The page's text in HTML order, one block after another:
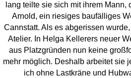
lang teilte sie sich mit ihrem
Arnold, ein riesiges baufälliges
Cannstatt. Als es abgerissen
Atelier. In Helga Kellerers neuer
aus Platzgründen nun keine
mehr möglich. Deshalb arbeitet sie
ich ohne Lastkräne und